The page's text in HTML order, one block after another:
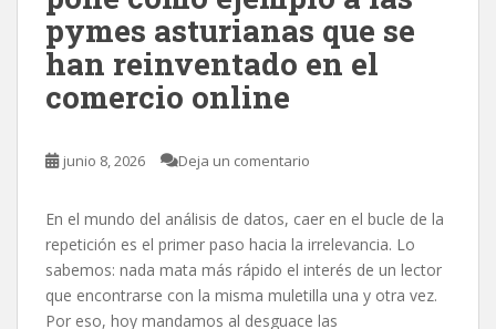
pymes asturianas que se
han reinventado en el
comercio online
junio 8, 2026 Deja un comentario
En el mundo del análisis de datos, caer en el bucle de la
repetición es el primer paso hacia la irrelevancia. Lo
sabemos: nada mata más rápido el interés de un lector
que encontrarse con la misma muletilla una y otra vez.
Por eso, hoy mandamos al desguace las